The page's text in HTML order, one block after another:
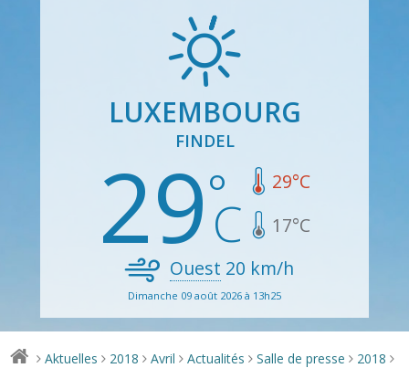
LUXEMBOURG
FINDEL
29 29°C
17°C
Ouest 20 km/h
Dimanche 09 août 2026 à 13h25
> Aktuelles > 2018 > Avril > Actualités > Salle de presse > 2018 >